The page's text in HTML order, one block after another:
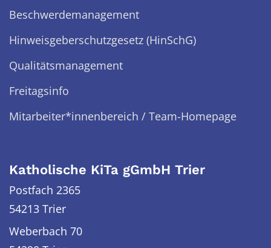
Beschwerdemanagement
Hinweisgeberschutzgesetz (HinSchG)
Qualitätsmanagement
Freitagsinfo
Mitarbeiter*innenbereich / Team-Homepage
Katholische KiTa gGmbH Trier
Postfach 2365
54213 Trier
Weberbach 70